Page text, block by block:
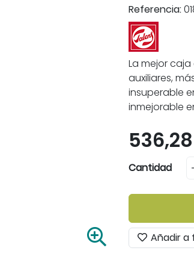
Referencia:
La mejor
auxiliares,
insuperable
inmejorable
Cantidad
Añadir a